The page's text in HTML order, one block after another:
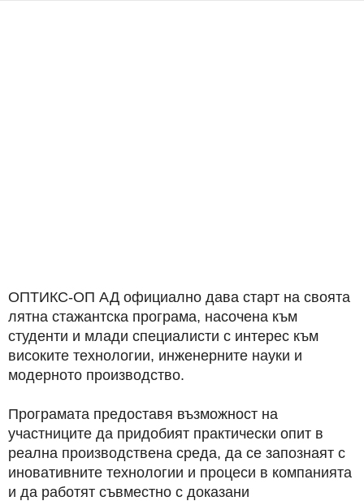
ОПТИКС-ОП АД официално дава старт на своята
лятна стажантска програма, насочена към
студенти и млади специалисти с интерес към
високите технологии, инженерните науки и
модерното производство.
Програмата предоставя възможност на
участниците да придобият практически опит в
реална производствена среда, да се запознаят с
иновативните технологии и процеси в компанията
и да работят съвместно с доказани